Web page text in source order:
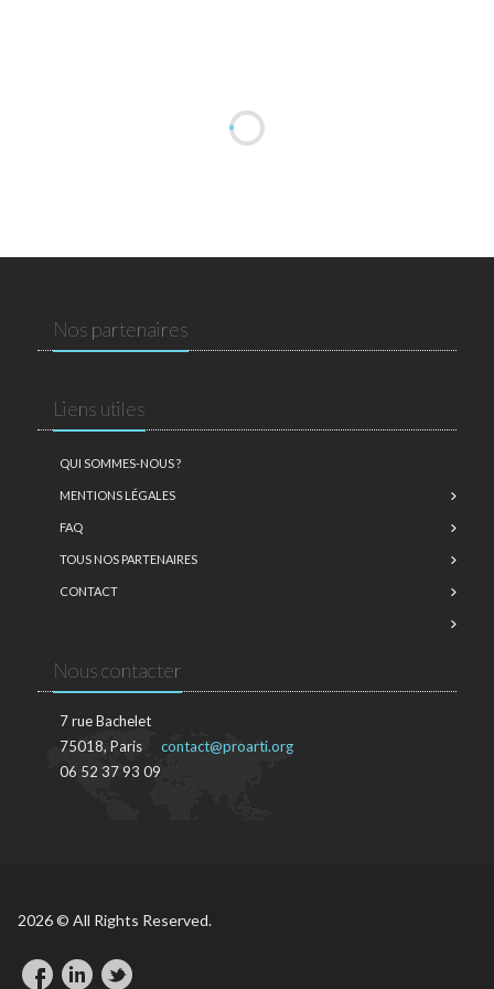
Nos partenaires
Liens utiles
QUI SOMMES-NOUS ?
MENTIONS LÉGALES
FAQ
TOUS NOS PARTENAIRES
CONTACT
Nous contacter
7 rue Bachelet
75018, Paris
06 52 37 93 09
contact@proarti.org
2026 © All Rights Reserved.